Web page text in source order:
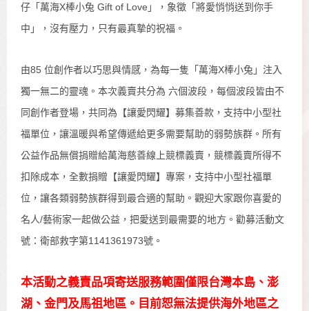
仔「萬海X棒小兔 Gift of Love」，象徵「將愛悄悄送到你手
中」，沒有壓力，只有最真摯的祝福。
由85 位創作者以巧思與情感，為每一隻「萬海X棒小兔」注入
獨一無二的靈魂。本次義賣共分為 六個波段，每個波段皆由不
同創作者登場，共同為【讓愛閃耀】募集善款，支持中小型社
福單位，讓溫暖與希望傳遞給更多需要幫助的弱勢族群。所有
公益作品無償捐贈給萬海慈善線上競標義賣，競標義賣所得不
扣除成本，全數捐贈【讓愛閃耀】專案，支持中小型社福單
位，讓各類弱勢族群得到最合適的幫助。觀迎大家跟你喜愛的
名人/藝術家一起做公益，把愛送到最需要的地方。勸募活動文
號：衛部救字第1141361973號。
本活動之義賣品項寄送服務範圍僅限台灣本島、澎
湖、金門及馬祖地區。目前恕無法提供海外地區之